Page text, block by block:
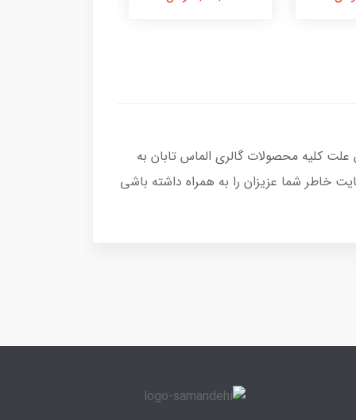
کلیه محصولات گالری الماس تابان به
خاطر شما عزیزان را به همراه داشته باشی